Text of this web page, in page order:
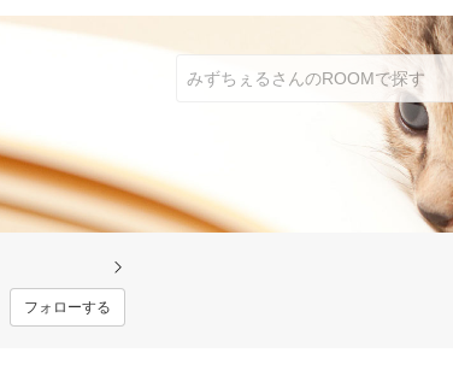
フォローする